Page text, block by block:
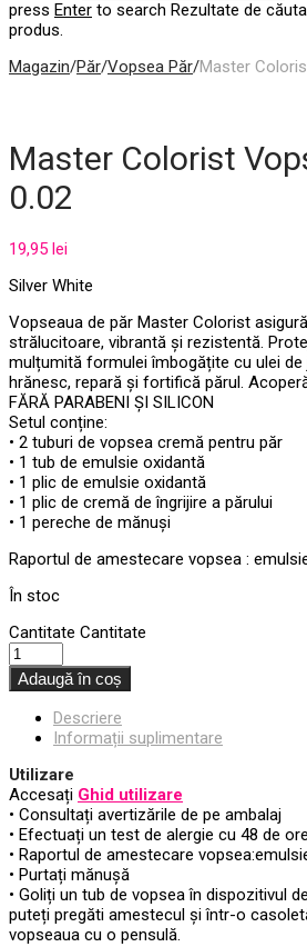
press Enter to search Rezultate de
produs.
Magazin/Păr/Vopsea Păr/Master
Master Colorist
0.02
19,95 lei
Silver White
Vopseaua de păr Master Colorist
strălucitoare, vibrantă și rezistentă.
mulțumită formulei îmbogățite cu ulei
hrănesc, repară și fortifică părul.
FĂRĂ PARABENI ȘI SILICON
Setul conține:
• 2 tuburi de vopsea cremă pentru păr
• 1 tub de emulsie oxidantă
• 1 plic de emulsie oxidantă
• 1 plic de cremă de îngrijire a părului
• 1 pereche de mănuși
Raportul de amestecare vopsea :
În stoc
Cantitate Cantitate
Adaugă în coș
Descriere
Informații suplimentare
Utilizare
Accesați Ghid utilizare
• Consultați avertizările de pe ambalaj
• Efectuați un test de alergie cu 48 de
• Raportul de amestecare
• Purtați mănușă
• Goliți un tub de vopsea în dispozitivul
puteți pregăti amestecul și într-o
vopseaua cu o pensulă.